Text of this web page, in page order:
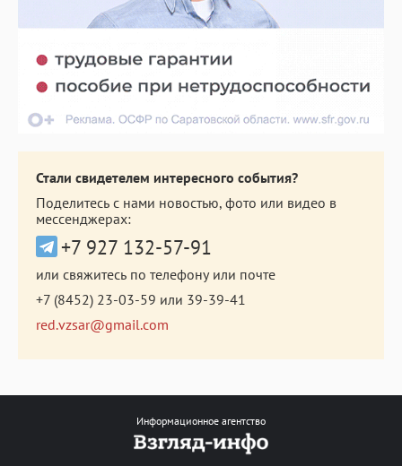
Стали свидетелем интересного события?
Поделитесь с нами новостью, фото или видео в
мессенджерах:
+7 927 132-57-91
или свяжитесь по телефону или почте
+7 (8452) 23-03-59 или 39-39-41
red.vzsar@gmail.com
Информационное агентство